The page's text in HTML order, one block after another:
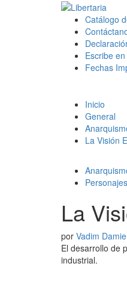
Libertaria
Revista
capitalista y
Menú
principal
Catálogo
Escribe
Fechas
Inicio
General
La Visión
Personajes
La
por Vadim
El desarrollo de
industrial.